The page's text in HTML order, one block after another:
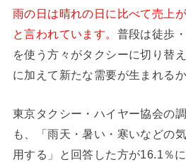
雨の日は晴れの日に比べて売上
と言われています。 普段は徒歩
を使う方々がタクシーに切り替
に加えて新たな需要が生まれるか
東京タクシー・ハイヤー協会の
も、「雨天・暑い・寒いなどの
用する」と回答した方が16.1％